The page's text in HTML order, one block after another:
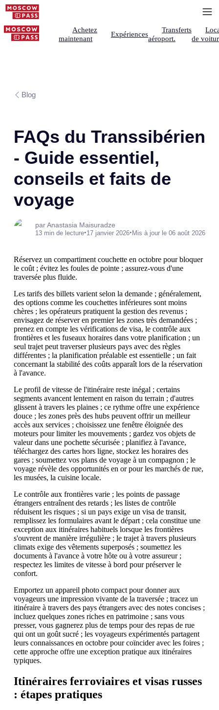
Achetez
maintenant
Expériences
Transferts
aéroport.
de
Blog
FAQs du Transsibérien
- Guide essentiel,
conseils et faits de
voyage
par Anastasia Maisuradze
13 min de lecture•17 janvier 2026•Mis à jour le 06 août 2026
Réservez un compartiment couchette en octobre pour bloquer
le coût ; évitez les foules de pointe ; assurez-vous d'une
traversée plus fluide.
Les tarifs des billets varient selon la demande ; généralement,
des options comme les couchettes inférieures sont moins
chères ; les opérateurs pratiquent la gestion des revenus ;
envisagez de réserver en premier les zones très demandées ;
prenez en compte les vérifications de visa, le contrôle aux
frontières et les fuseaux horaires dans votre planification ; un
seul trajet peut traverser plusieurs pays avec des règles
différentes ; la planification préalable est essentielle ; un fait
concernant la stabilité des coûts apparaît lors de la réservation
à l'avance.
Le profil de vitesse de l'itinéraire reste inégal ; certains
segments avancent lentement en raison du terrain ; d'autres
glissent à travers les plaines ; ce rythme offre une expérience
douce ; les zones près des hubs peuvent offrir un meilleur
accès aux services ; choisissez une fenêtre éloignée des
moteurs pour limiter les mouvements ; gardez vos objets de
valeur dans une pochette sécurisée ; planifiez à l'avance,
téléchargez des cartes hors ligne, stockez les horaires des
gares ; soumettez vos plans de voyage à un compagnon ; le
voyage révèle des opportunités en or pour les marchés de rue,
les musées, la cuisine locale.
Le contrôle aux frontières varie ; les points de passage
étrangers entraînent des retards ; les listes de contrôle
réduisent les risques ; si un pays exige un visa de transit,
remplissez les formulaires avant le départ ; cela constitue une
exception aux itinéraires habituels lorsque les frontières
s'ouvrent de manière irrégulière ; le trajet à travers plusieurs
climats exige des vêtements superposés ; soumettez les
documents à l'avance à votre hôte ou à votre assureur ;
respectez les limites de vitesse à bord pour préserver le
confort.
Emportez un appareil photo compact pour donner aux
voyageurs une impression vivante de la traversée ; tracez un
itinéraire à travers des pays étrangers avec des notes concises ;
incluez quelques zones riches en patrimoine ; sans vous
presser, vous gagnerez plus de temps pour des repas de rue
qui ont un goût sucré ; les voyageurs expérimentés partagent
leurs connaissances en octobre pour coïncider avec les foires ;
cette approche offre une exception pratique aux itinéraires
typiques.
Itinéraires ferroviaires et visas russes
: étapes pratiques